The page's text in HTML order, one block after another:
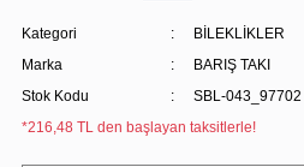
Kategori
BİLEKLİKLER
Marka
BARIŞ TAKI
Stok Kodu
SBL-043_97702
*216,48 TL den başlayan taksitlerle!